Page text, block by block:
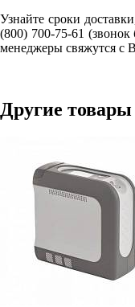
Узнайте сроки
(800) 700-75-61
менеджеры свяжутся с
Другие товары